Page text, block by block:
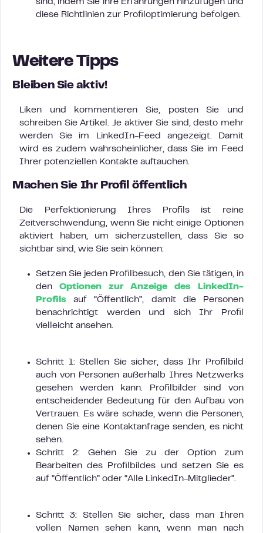
sind, indem Sie ihre Erfahrungen hinzufügen und
diese Richtlinien zur Profiloptimierung befolgen.
Weitere Tipps
Bleiben Sie aktiv!
Liken und kommentieren Sie, posten Sie und
schreiben Sie Artikel. Je aktiver Sie sind, desto mehr
werden Sie im LinkedIn-Feed angezeigt. Damit
wird es zudem wahrscheinlicher, dass Sie im Feed
Ihrer potenziellen Kontakte auftauchen.
Machen Sie Ihr Profil öffentlich
Die Perfektionierung Ihres Profils ist reine
Zeitverschwendung, wenn Sie nicht einige Optionen
aktiviert haben, um sicherzustellen, dass Sie so
sichtbar sind, wie Sie sein können:
Setzen Sie jeden Profilbesuch, den Sie tätigen, in
den Optionen zur Anzeige des LinkedIn-
Profils auf “Öffentlich”, damit die Personen
benachrichtigt werden und sich Ihr Profil
vielleicht ansehen.
Schritt 1: Stellen Sie sicher, dass Ihr Profilbild
auch von Personen außerhalb Ihres Netzwerks
gesehen werden kann. Profilbilder sind von
entscheidender Bedeutung für den Aufbau von
Vertrauen. Es wäre schade, wenn die Personen,
denen Sie eine Kontaktanfrage senden, es nicht
sehen.
Schritt 2: Gehen Sie zu der Option zum
Bearbeiten des Profilbildes und setzen Sie es
auf “Öffentlich” oder “Alle LinkedIn-Mitglieder”.
Schritt 3: Stellen Sie sicher, dass man Ihren
vollen Namen sehen kann, wenn man nach